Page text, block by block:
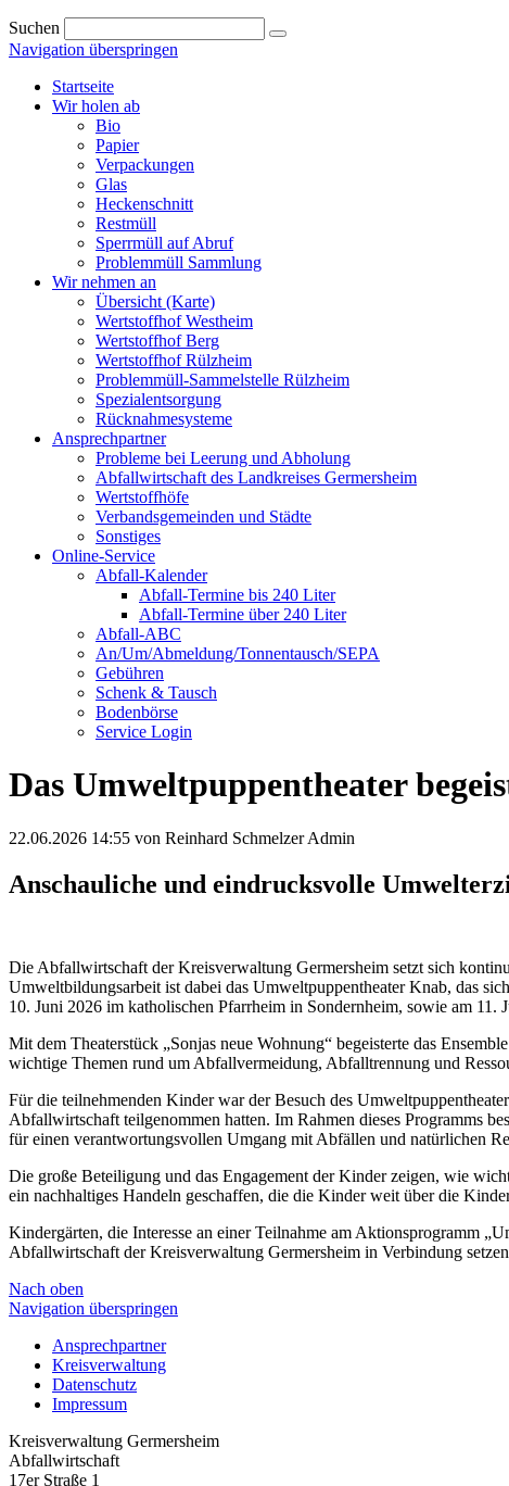
Suchen
Navigation überspringen
Startseite
Wir holen ab
Bio
Papier
Verpackungen
Glas
Heckenschnitt
Restmüll
Sperrmüll auf Abruf
Problemmüll Sammlung
Wir nehmen an
Übersicht (Karte)
Wertstoffhof Westheim
Wertstoffhof Berg
Wertstoffhof Rülzheim
Problemmüll-Sammelstelle Rülzheim
Spezialentsorgung
Rücknahmesysteme
Ansprechpartner
Probleme bei Leerung und Abholung
Abfallwirtschaft des Landkreises Germersheim
Wertstoffhöfe
Verbandsgemeinden und Städte
Sonstiges
Online-Service
Abfall-Kalender
Abfall-Termine bis 240 Liter
Abfall-Termine über 240 Liter
Abfall-ABC
An/Um/Abmeldung/Tonnentausch/SEPA
Gebühren
Schenk & Tausch
Bodenbörse
Service Login
Das Umweltpuppentheater
22.06.2026 14:55 von Reinhard Schmelzer Admin
Anschauliche und eindrucksvolle
Die Abfallwirtschaft der Kreisverwaltung Germersheim setzt sich
Umweltbildungsarbeit ist dabei das Umweltpuppentheater Knab, das
10. Juni 2026 im katholischen Pfarrheim in Sondernheim, sowie am
Mit dem Theaterstück „Sonjas neue Wohnung“ begeisterte das
wichtige Themen rund um Abfallvermeidung, Abfalltrennung und
Für die teilnehmenden Kinder war der Besuch des
Abfallwirtschaft teilgenommen hatten. Im Rahmen dieses Programms
für einen verantwortungsvollen Umgang mit Abfällen und natürlichen
Die große Beteiligung und das Engagement der Kinder zeigen, wie
ein nachhaltiges Handeln geschaffen, die die Kinder weit über die
Kindergärten, die Interesse an einer Teilnahme am Aktionsprogramm
Abfallwirtschaft der Kreisverwaltung Germersheim in Verbindung
Nach oben
Navigation überspringen
Ansprechpartner
Kreisverwaltung
Datenschutz
Impressum
Kreisverwaltung Germersheim
Abfallwirtschaft
17er Straße 1